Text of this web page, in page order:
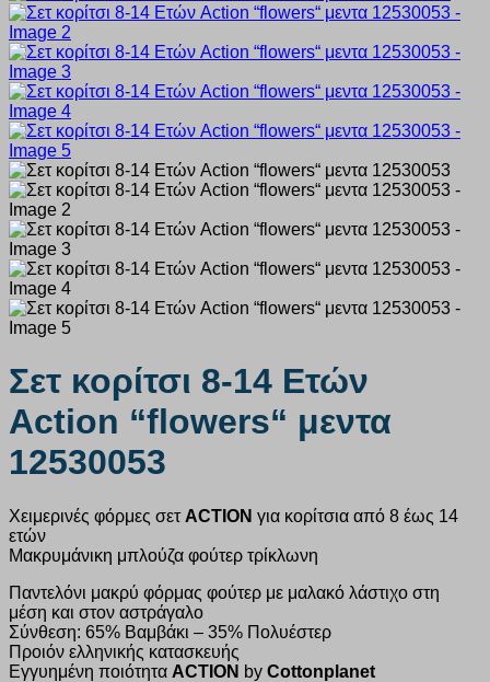
Σετ κορίτσι 8-14 Ετών
Action “flowers“ μεντα
12530053
Χειμερινές φόρμες σετ ACTION για κορίτσια από 8 έως 14
ετών
Μακρυμάνικη μπλούζα φούτερ τρίκλωνη
Παντελόνι μακρύ φόρμας φούτερ με μαλακό λάστιχο στη
μέση και στον αστράγαλο
Σύνθεση: 65% Βαμβάκι – 35% Πολυέστερ
Προιόν ελληνικής κατασκευής
Εγγυημένη ποιότητα ACTION by Cottonplanet